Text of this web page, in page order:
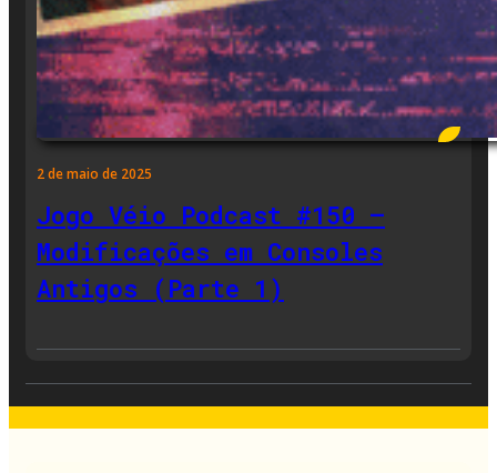
2 de maio de 2025
Jogo Véio Podcast #150 –
Modificações em Consoles
Antigos (Parte 1)